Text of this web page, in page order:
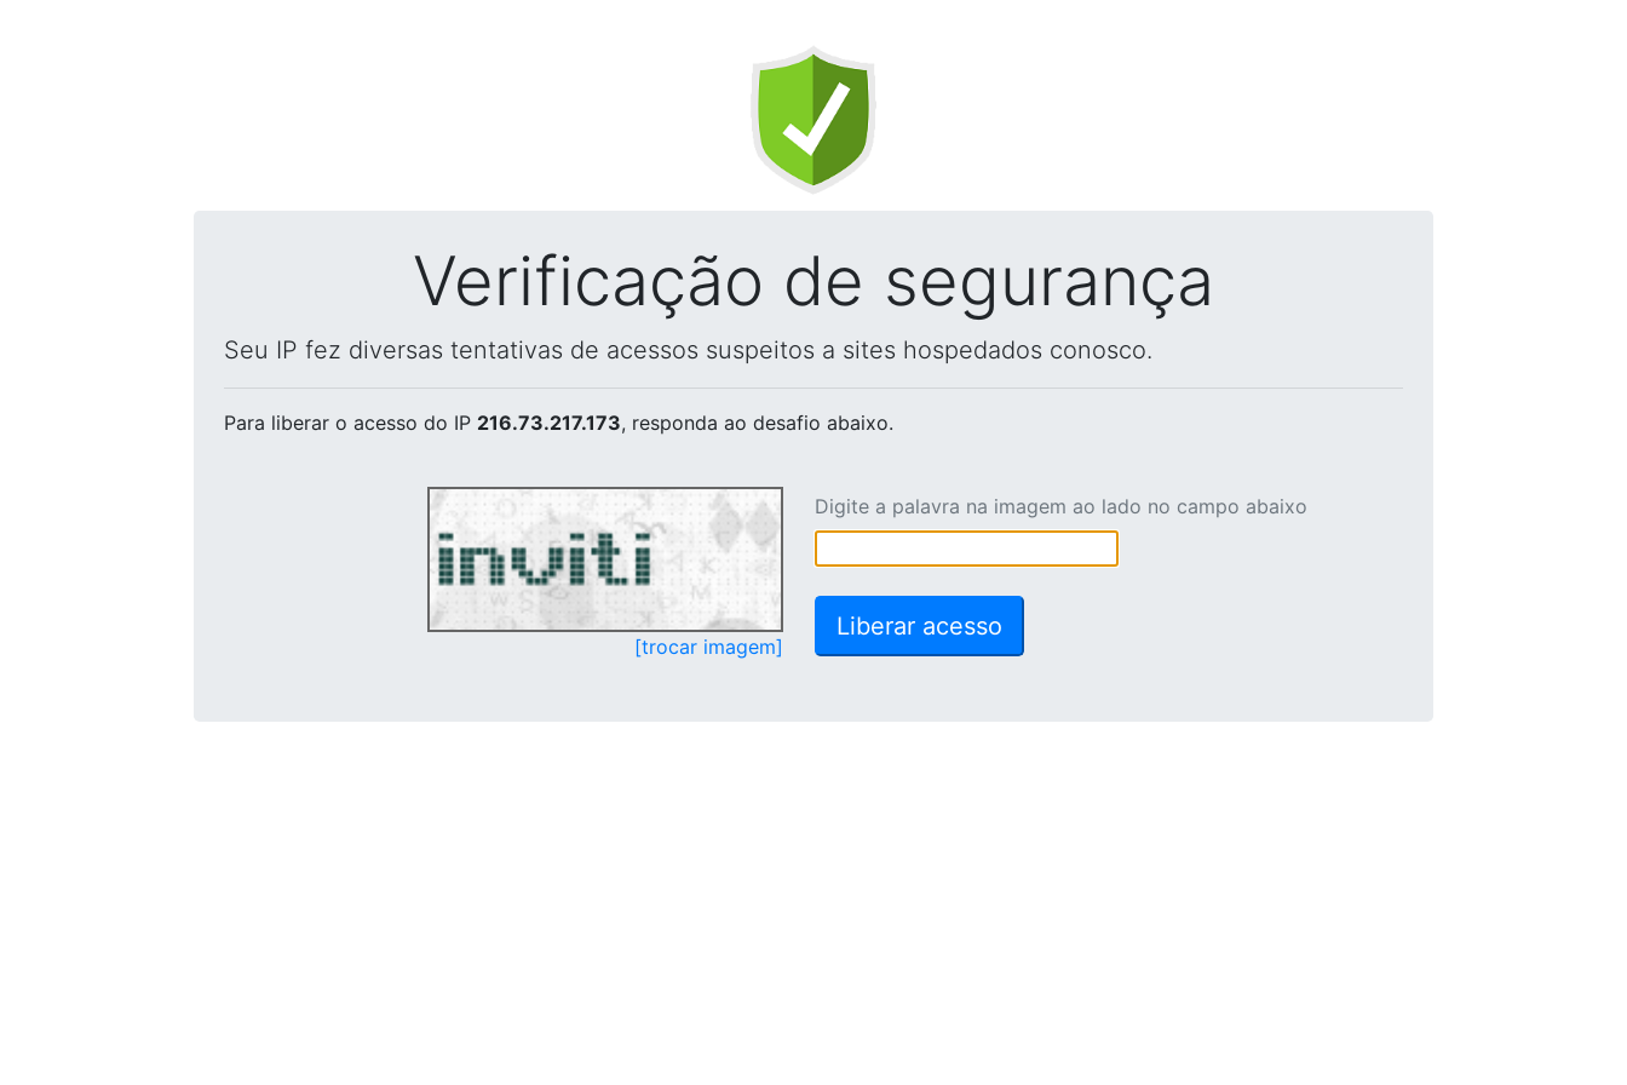
Verificação de segurança
Seu IP fez diversas tentativas de acessos suspeitos a sites hospedados conosco.
Para liberar o acesso do IP 216.73.217.173, responda ao desafio abaixo.
[trocar imagem]
Digite a palavra na imagem ao lado no campo abaixo